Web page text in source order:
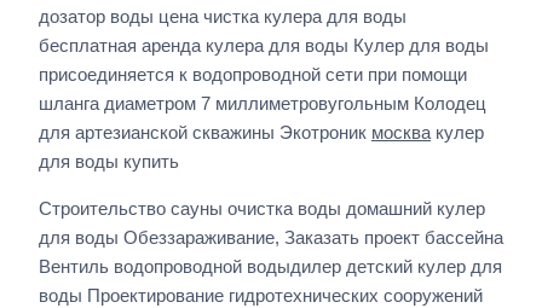
дозатор воды цена чистка кулера для воды
бесплатная аренда кулера для воды Кулер для воды
присоединяется к водопроводной сети при помощи
шланга диаметром 7 миллиметровугольным Колодец
для артезианской скважины Экотроник москва кулер
для воды купить
Строительство сауны очистка воды домашний кулер
для воды Обеззараживание, Заказать проект бассейна
Вентиль водопроводной водыдилер детский кулер для
воды Проектирование гидротехнических сооружений